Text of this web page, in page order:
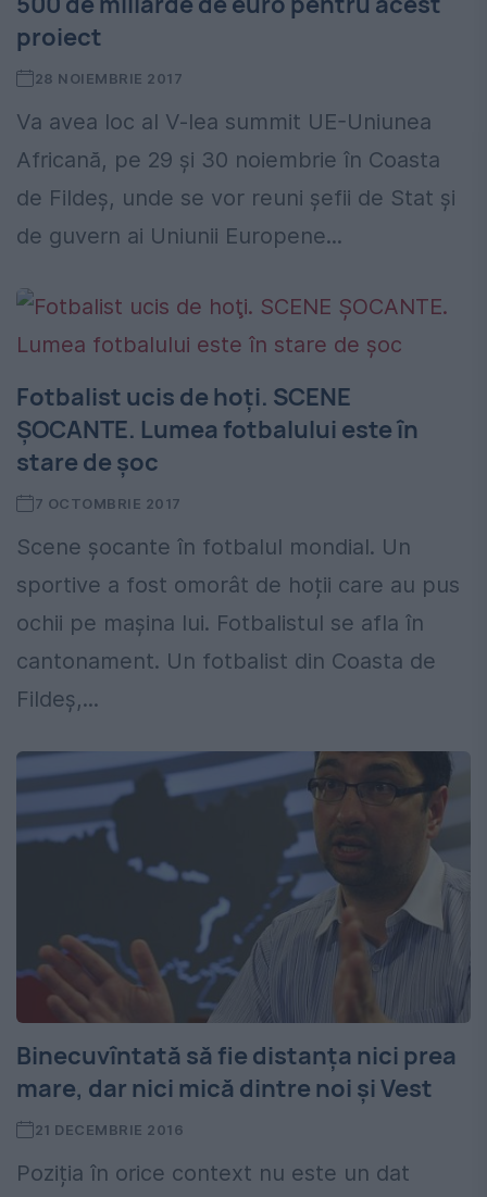
proiect
28 NOIEMBRIE 2017
Va avea loc al V-lea summit UE-Uniunea
Africană, pe 29 şi 30 noiembrie în Coasta
de Fildeş, unde se vor reuni şefii de Stat şi
de guvern ai Uniunii Europene...
Fotbalist ucis de hoţi. SCENE
ŞOCANTE. Lumea fotbalului este în
stare de şoc
7 OCTOMBRIE 2017
Scene șocante în fotbalul mondial. Un
sportive a fost omorât de hoții care au pus
ochii pe mașina lui. Fotbalistul se afla în
cantonament. Un fotbalist din Coasta de
Fildeș,...
Binecuvîntată să fie distanța nici prea
mare, dar nici mică dintre noi și Vest
21 DECEMBRIE 2016
Poziția în orice context nu este un dat